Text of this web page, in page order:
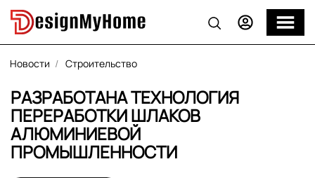
Новости Строительство
РАЗРАБОТАНА ТЕХНОЛОГИЯ
ПЕРЕРАБОТКИ ШЛАКОВ
АЛЮМИНИЕВОЙ
ПРОМЫШЛЕННОСТИ